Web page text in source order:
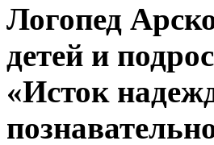
Логопед
детей и
«Исток